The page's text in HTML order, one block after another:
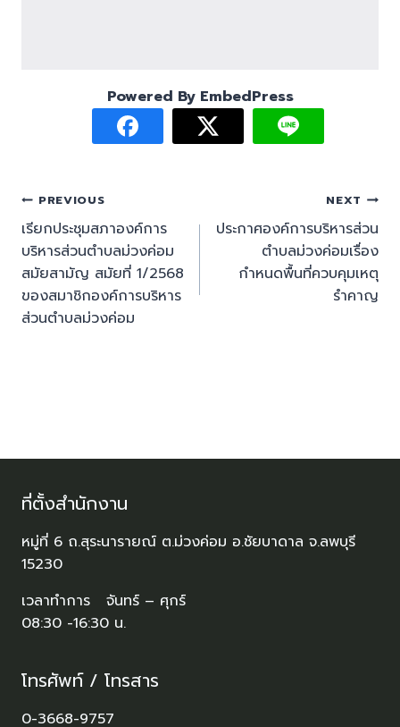
Powered By EmbedPress
PREVIOUS
เรียกประชุมสภาองค์การ
บริหารส่วนตำบลม่วงค่อม
สมัยสามัญ สมัยที่ 1/2568
ของสมาชิกองค์การบริหาร
ส่วนตำบลม่วงค่อม
NEXT
ประกาศองค์การบริหารส่วน
ตำบลม่วงค่อมเรื่อง
กำหนดพื้นที่ควบคุมเหตุ
รำคาญ
ที่ตั้งสำนักงาน
หมู่ที่ 6 ถ.สุระนารายณ์ ต.ม่วงค่อม อ.ชัยบาดาล จ.ลพบุรี
15230
เวลาทำการ จันทร์ – ศุกร์
08:30 -16:30 น.
โทรศัพท์ / โทรสาร
0-3668-9757